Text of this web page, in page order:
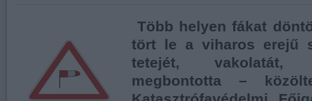
Több helyen fákat
tört le a viharos erejű
tetejét, vakolatát,
megbontotta –